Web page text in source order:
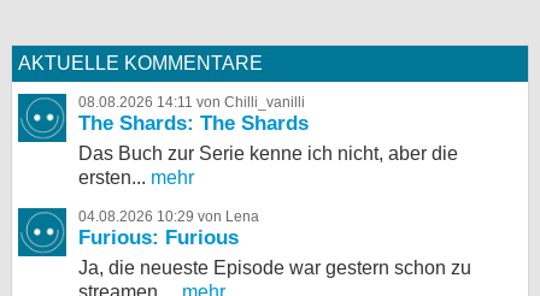
AKTUELLE KOMMENTARE
08.08.2026 14:11 von Chilli_vanilli
The Shards: The Shards
Das Buch zur Serie kenne ich nicht, aber die
ersten... mehr
04.08.2026 10:29 von Lena
Furious: Furious
Ja, die neueste Episode war gestern schon zu
streamen,...
mehr